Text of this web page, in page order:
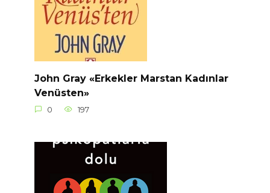
John Gray «Erkekler Marstan Kadınlar
Venüsten»
0 197